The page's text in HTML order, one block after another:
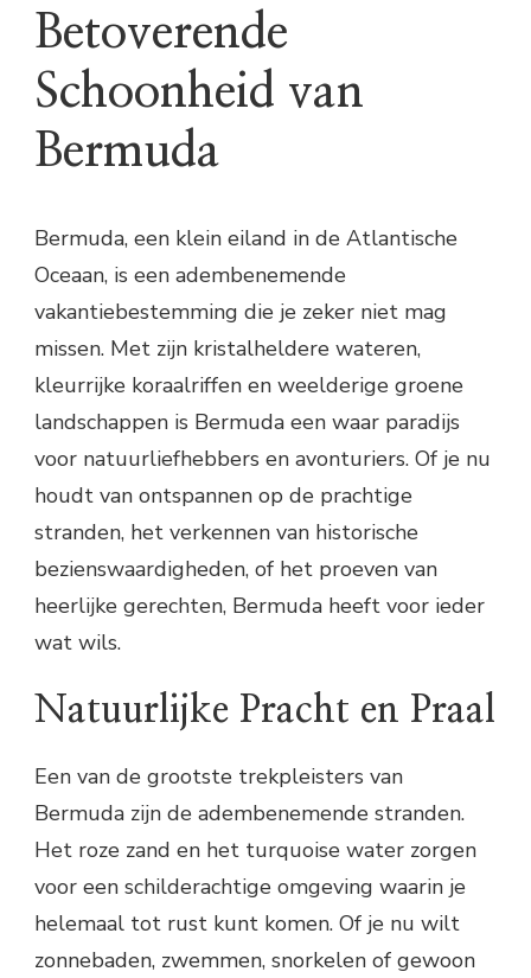
Betoverende
Schoonheid van
Bermuda
Bermuda, een klein eiland in de Atlantische
Oceaan, is een adembenemende
vakantiebestemming die je zeker niet mag
missen. Met zijn kristalheldere wateren,
kleurrijke koraalriffen en weelderige groene
landschappen is Bermuda een waar paradijs
voor natuurliefhebbers en avonturiers. Of je nu
houdt van ontspannen op de prachtige
stranden, het verkennen van historische
bezienswaardigheden, of het proeven van
heerlijke gerechten, Bermuda heeft voor ieder
wat wils.
Natuurlijke Pracht en Praal
Een van de grootste trekpleisters van
Bermuda zijn de adembenemende stranden.
Het roze zand en het turquoise water zorgen
voor een schilderachtige omgeving waarin je
helemaal tot rust kunt komen. Of je nu wilt
zonnebaden, zwemmen, snorkelen of gewoon